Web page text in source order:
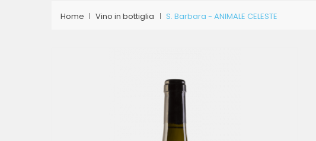
Home Vino in bottiglia S. Barbara - ANIMALE CELESTE